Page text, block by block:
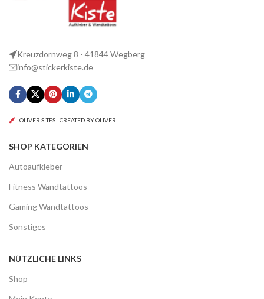
Pitbull Mom Hund Hunde DOG
Aufkleber 2 Stck. JDM Decal
Sonstige